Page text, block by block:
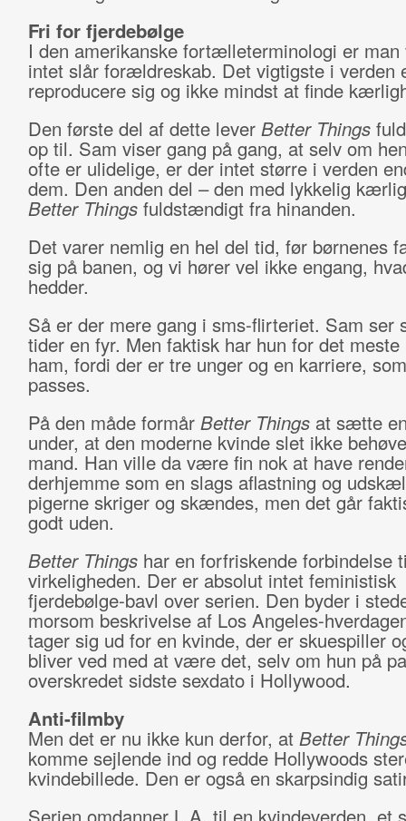
Fri for fjerdebølge
I den amerikanske fortælleterminologi er
intet slår forældreskab. Det vigtigste i verden
reproducere sig og ikke mindst at finde
Den første del af dette lever Better Things
op til. Sam viser gang på gang, at selv om
ofte er ulidelige, er der intet større i verden
dem. Den anden del – den med lykkelig
Better Thingsfuldstændigt fra hinanden.
Det varer nemlig en hel del tid, før børnenes
sig på banen, og vi hører vel ikke engang,
hedder.
Så er der mere gang i sms-flirteriet. Sam ser
tider en fyr. Men faktisk har hun for det
ham, fordi der er tre unger og en karriere,
passes.
På den måde formår Better Thingsat sætte
under, at den moderne kvinde slet ikke
mand. Han ville da være fin nok at have
derhjemme som en slags aflastning og
pigerne skriger og skændes, men det går
godt uden.
Better Thingshar en forfriskende forbindelse
virkeligheden. Der er absolut intet feministisk
fjerdebølge-bavl over serien. Den byder i
morsom beskrivelse af Los Angeles-
tager sig ud for en kvinde, der er skuespiller
bliver ved med at være det, selv om hun på
overskredet sidste sexdato i Hollywood.
Anti-filmby
Men det er nu ikke kun derfor, at Better
komme sejlende ind og redde Hollywoods
kvindebillede. Den er også en skarpsindig